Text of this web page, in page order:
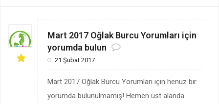
Mart 2017 Oğlak Burcu Yorumları için
yorumda bulun
21 Şubat 2017
Mart 2017 Oğlak Burcu Yorumları için henüz bir
yorumda bulunulmamış! Hemen üst alanda